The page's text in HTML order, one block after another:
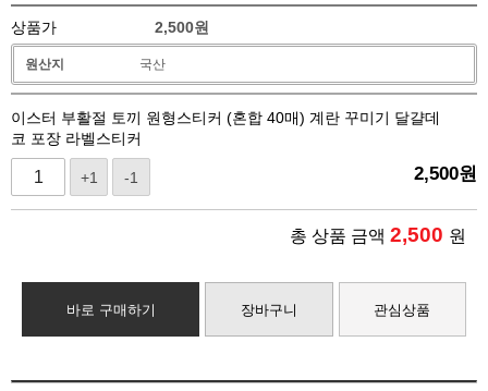
상품가 2,500원
원산지 국산
이스터 부활절 토끼 원형스티커 (혼합 40매) 계란 꾸미기 달걀데
코 포장 라벨스티커
+1 -1 2,500원
총 상품 금액 2,500 원
바로 구매하기 장바구니 관심상품